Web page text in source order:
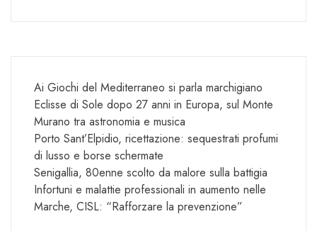
Ai Giochi del Mediterraneo si parla marchigiano
Eclisse di Sole dopo 27 anni in Europa, sul Monte
Murano tra astronomia e musica
Porto Sant’Elpidio, ricettazione: sequestrati profumi
di lusso e borse schermate
Senigallia, 80enne scolto da malore sulla battigia
Infortuni e malattie professionali in aumento nelle
Marche, CISL: “Rafforzare la prevenzione”